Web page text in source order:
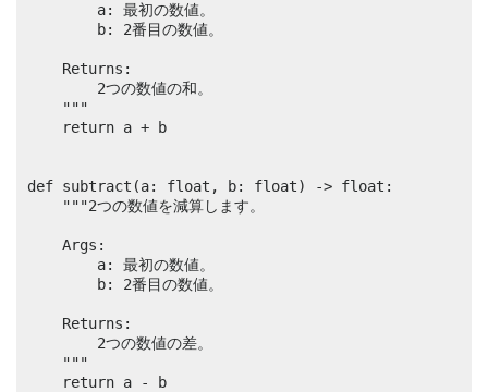
        a: 最初の数値。
        b: 2番目の数値。
    Returns:
        2つの数値の和。
    """
    return a + b
def subtract(a: float, b: float) -> float:
    """2つの数値を減算します。
    Args:
        a: 最初の数値。
        b: 2番目の数値。
    Returns:
        2つの数値の差。
    """
    return a - b